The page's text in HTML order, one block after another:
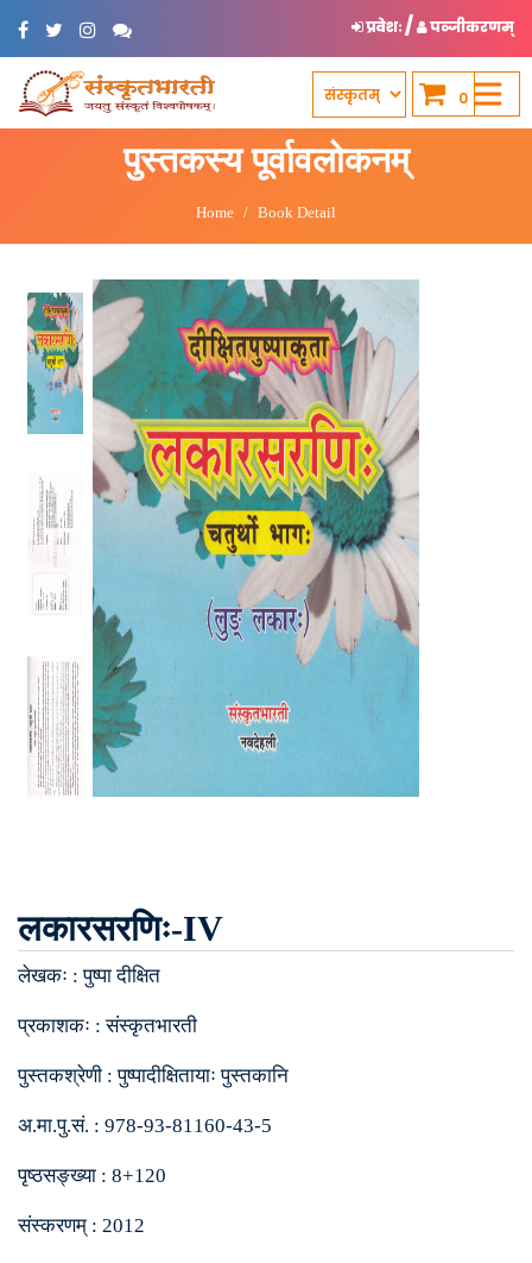
प्रवेशः/ पञ्जीकरणम्
0
पुस्तकस्य पूर्वावलोकनम्
Home Book Detail
लकारसरणिः-IV
लेखकः :पुष्पा दीक्षित
प्रकाशकः :संस्कृतभारती
पुस्तकश्रेणी :पुष्पादीक्षितायाः पुस्तकानि
अ.मा.पु.सं. : 978-93-81160-43-5
पृष्ठसङ्ख्या : 8+120
संस्करणम् : 2012